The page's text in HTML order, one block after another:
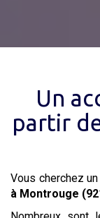
Un
partir
Vous cherchez un
à Montrouge